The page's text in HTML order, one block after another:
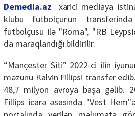
Demedia.az
xarici mediaya
klubu futbolçunun transferində
futbolçusu ilə "Roma", "RB
da maraqlandığı bildirilir.
“Mançester Siti” 2022-ci ilin
məzunu Kalvin Fillipsi transfer
48,7 milyon avroya başa gəlib.
Fillips icarə əsasında "Vest